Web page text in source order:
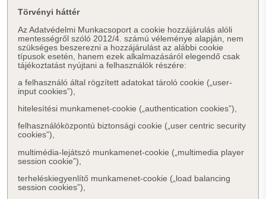
Törvényi háttér
Az Adatvédelmi Munkacsoport a cookie hozzájárulás alóli
mentességről szóló 2012/4. számú véleménye alapján, nem
szükséges beszerezni a hozzájárulást az alábbi cookie
típusok esetén, hanem ezek alkalmazásáról elegendő csak
tájékoztatást nyújtani a felhasználók részére:
a felhasználó által rögzített adatokat tároló cookie („user-
input cookies”),
hitelesítési munkamenet-cookie („authentication cookies”),
felhasználóközpontú biztonsági cookie („user centric security
cookies”),
multimédia-lejátszó munkamenet-cookie („multimedia player
session cookie”),
terheléskiegyenlítő munkamenet-cookie („load balancing
session cookies”),